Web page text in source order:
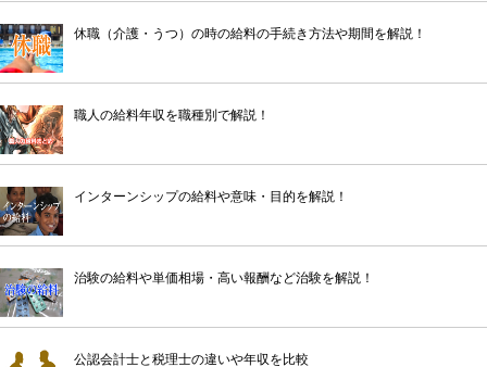
休職（介護・うつ）の時の給料の手続き方法や期間を解説！
職人の給料年収を職種別で解説！
インターンシップの給料や意味・目的を解説！
治験の給料や単価相場・高い報酬など治験を解説！
公認会計士と税理士の違いや年収を比較